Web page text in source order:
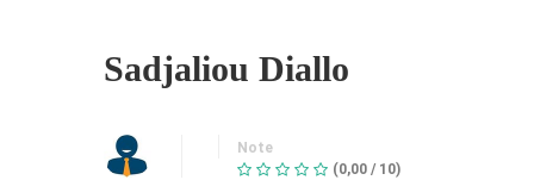
Sadjaliou Diallo
Note
(0,00 / 10)